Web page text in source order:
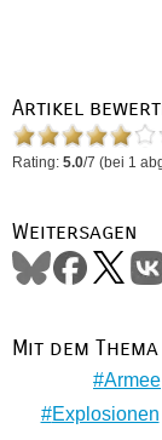
Artikel
Rating: 5.0/7 (bei 1
Weitersagen
Mit dem
Armee
Explosionen